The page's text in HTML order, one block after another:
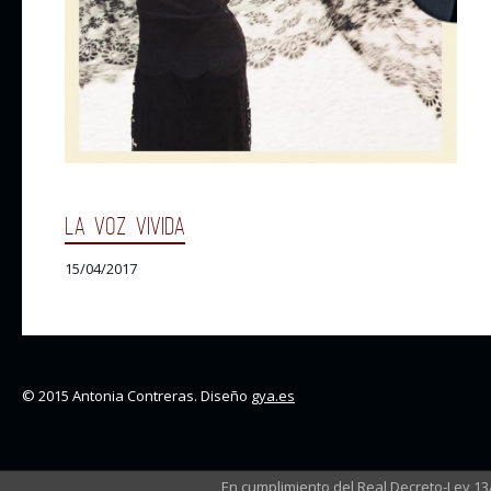
En cumplimiento del Real Decreto-Ley
LA VOZ VIVIDA
15/04/2017
© 2015 Antonia Contreras. Diseño gya.es